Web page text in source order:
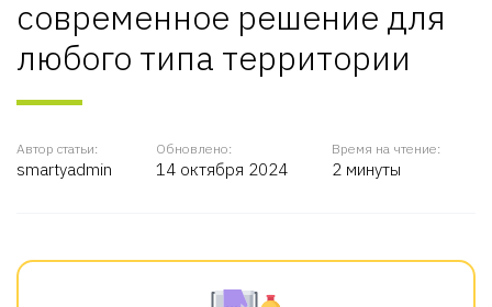
современное решение для
любого типа территории
Автор статьи:
smartyadmin
Обновлено:
14 октября 2024
Время на чтение:
2 минуты